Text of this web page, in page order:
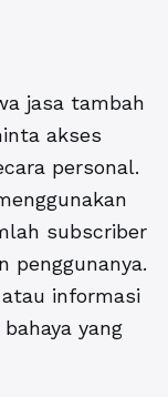
jasa tambah
akses
personal.
subscriber
penggunanya.
informasi
yang